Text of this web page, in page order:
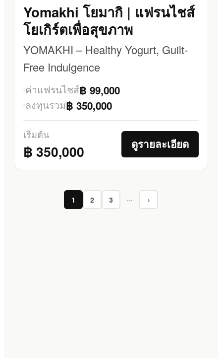
Yomakhi โยมากิ | แฟรนไชส์
โยเกิร์ตเพื่อสุขภาพ
YOMAKHI – Healthy Yogurt, Guilt-
Free Indulgence
ค่าแฟรนไชส์฿ 99,000
ลงทุนรวม฿ 350,000
เริ่มต้น
฿ 350,000 ดูรายละเอียด
1 2 3 ··· ›